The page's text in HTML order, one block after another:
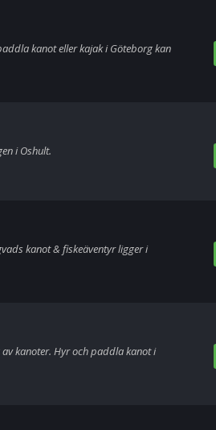
kanot eller kajak i Göteborg kan
i Oshult.
kanot & fiskeäventyr ligger i
kanoter. Hyr och paddla kanot i